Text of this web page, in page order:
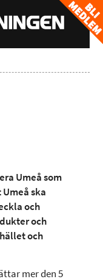
Umeå som
ska
och
och
och
mer den 5